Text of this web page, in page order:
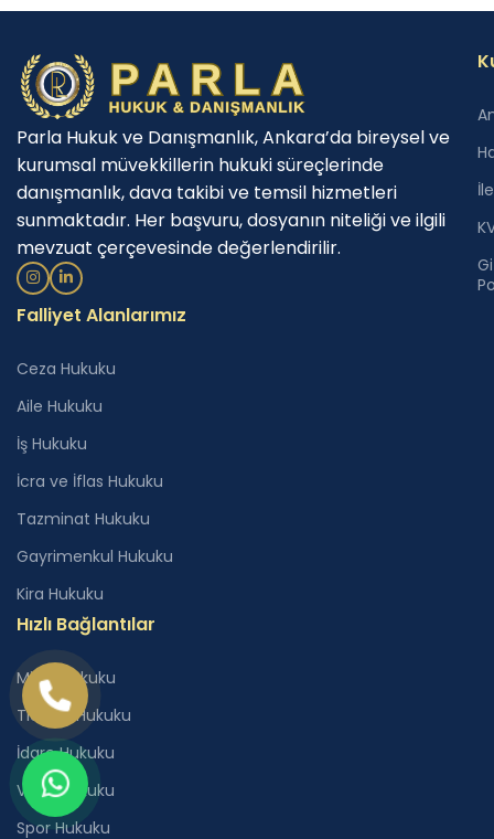
Parla Hukuk ve Danışmanlık, Ankara’da bireysel ve
kurumsal müvekkillerin hukuki süreçlerinde
danışmanlık, dava takibi ve temsil hizmetleri
sunmaktadır. Her başvuru, dosyanın niteliği ve ilgili
mevzuat çerçevesinde değerlendirilir.
Falliyet Alanlarımız
Ceza Hukuku
Aile Hukuku
İş Hukuku
İcra ve İflas Hukuku
Tazminat Hukuku
Gayrimenkul Hukuku
Kira Hukuku
Hızlı Bağlantılar
Miras Hukuku
Ticaret Hukuku
İdare Hukuku
Vergi Hukuku
Spor Hukuku